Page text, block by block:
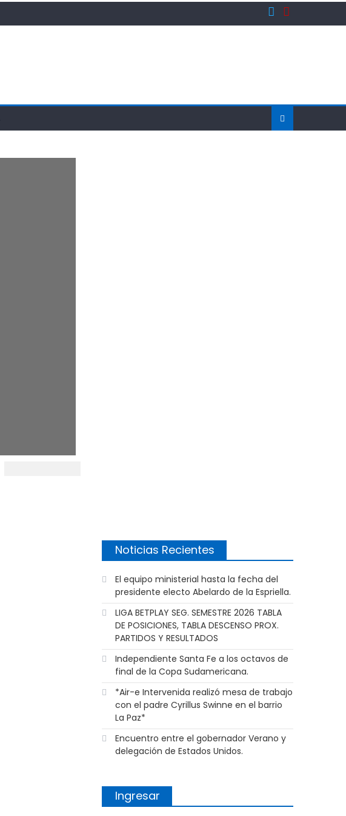
Noticias Recientes
El equipo ministerial hasta la fecha del
presidente electo Abelardo de la Espriella.
LIGA BETPLAY SEG. SEMESTRE 2026 TABLA
DE POSICIONES, TABLA DESCENSO PROX.
PARTIDOS Y RESULTADOS
Independiente Santa Fe a los octavos de
final de la Copa Sudamericana.
*Air-e Intervenida realizó mesa de trabajo
con el padre Cyrillus Swinne en el barrio
La Paz*
Encuentro entre el gobernador Verano y
delegación de Estados Unidos.
Ingresar